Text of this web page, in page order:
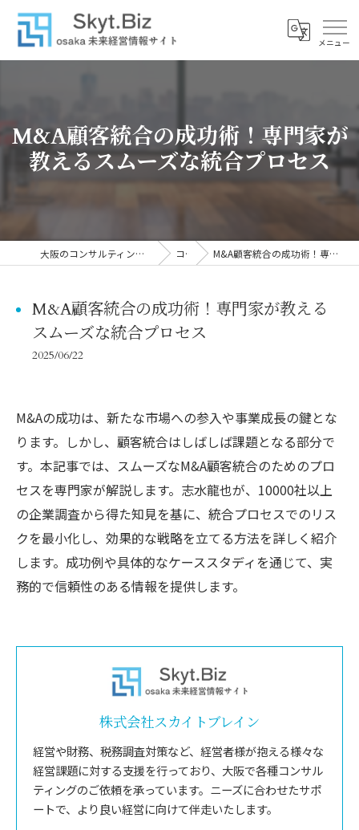
M&A顧客統合の成功術！専門家が
教えるスムーズな統合プロセス
大阪のコンサルティングなら株式会社スカイトブレイン コラム M&A顧客統合の成功術！専門家が教えるスムーズな統合プロセス
M&A顧客統合の成功術！専門家が教える
スムーズな統合プロセス
2025/06/22
M&Aの成功は、新たな市場への参入や事業成長の鍵とな
ります。しかし、顧客統合はしばしば課題となる部分で
す。本記事では、スムーズなM&A顧客統合のためのプロ
セスを専門家が解説します。志水龍也が、10000社以上
の企業調査から得た知見を基に、統合プロセスでのリス
クを最小化し、効果的な戦略を立てる方法を詳しく紹介
します。成功例や具体的なケーススタディを通じて、実
務的で信頼性のある情報を提供します。
株式会社スカイトブレイン
経営や財務、税務調査対策など、経営者様が抱える様々な
経営課題に対する支援を行っており、大阪で各種コンサル
ティングのご依頼を承っています。ニーズに合わせたサポ
ートで、より良い経営に向けて伴走いたします。